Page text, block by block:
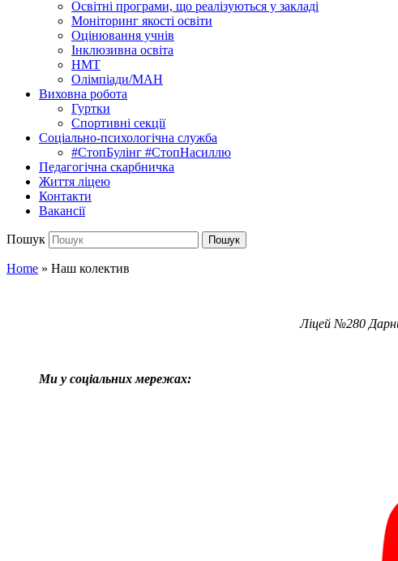
Освітні програми, що реалізуються у закладі
Моніторинг якості освіти
Оцінювання учнів
Інклюзивна освіта
НМТ
Олімпіади/МАН
Виховна робота
Гуртки
Спортивні секції
Соціально-психологічна служба
#СтопБулінг #СтопНасиллю
Педагогічна скарбничка
Життя ліцею
Контакти
Вакансії
Пошук Пошук
Home » Наш колектив
Ліцей №280
Ми у соціальних мережах: